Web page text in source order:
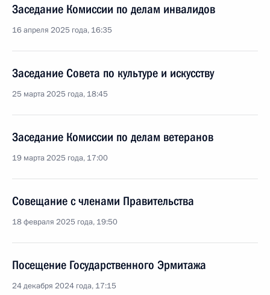
Заседание Комиссии по делам инвалидов
16 апреля 2025 года, 16:35
Заседание Совета по культуре и искусству
25 марта 2025 года, 18:45
Заседание Комиссии по делам ветеранов
19 марта 2025 года, 17:00
Совещание с членами Правительства
18 февраля 2025 года, 19:50
Посещение Государственного Эрмитажа
24 декабря 2024 года, 17:15